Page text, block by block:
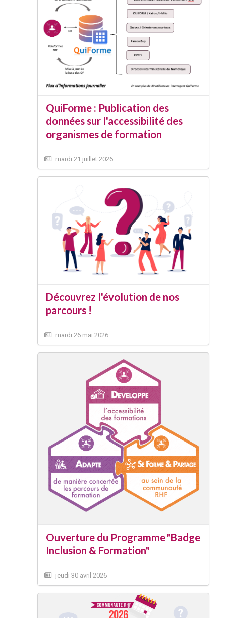
QuiForme : Publication des
données sur l'accessibilité des
organismes de formation
mardi 21 juillet 2026
Découvrez l'évolution de nos
parcours !
mardi 26 mai 2026
Ouverture du Programme "Badge
Inclusion & Formation"
jeudi 30 avril 2026